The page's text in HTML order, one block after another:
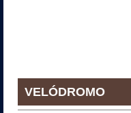
VELÓDROMO